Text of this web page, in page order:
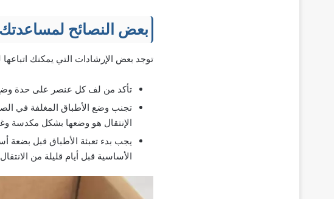
بعض النصائح لمساعدتك
توجد بعض الإرشادات التي يمكنك اتباعها
تأكد من لف كل عنصر على حدة وضع
تجنب وضع الأطباق المغلفة في
الإنتقال هو وضعها بشكل مكدسة
يجب بدء تعبئة الأطباق قبل بضعة
الأساسية قبل أيام قليلة من